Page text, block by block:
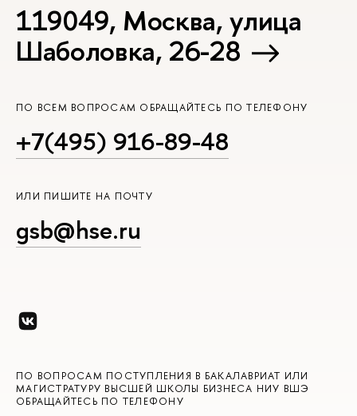
119049, Москва, улица
Шаболовка, 26-28
ПО ВСЕМ ВОПРОСАМ ОБРАЩАЙТЕСЬ ПО ТЕЛЕФОНУ
+7(495) 916-89-48
ИЛИ ПИШИТЕ НА ПОЧТУ
gsb@hse.ru
ПО ВОПРОСАМ ПОСТУПЛЕНИЯ В БАКАЛАВРИАТ ИЛИ
МАГИСТРАТУРУ ВЫСШЕЙ ШКОЛЫ БИЗНЕСА НИУ ВШЭ
ОБРАЩАЙТЕСЬ ПО ТЕЛЕФОНУ